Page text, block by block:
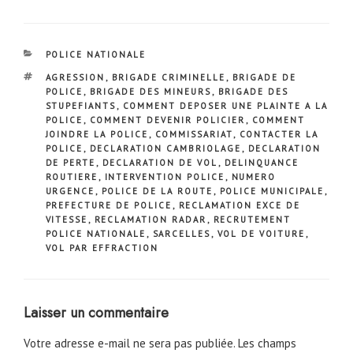
CATÉGORIES
POLICE NATIONALE
ÉTIQUETTES
AGRESSION , BRIGADE CRIMINELLE , BRIGADE DE
POLICE , BRIGADE DES MINEURS, BRIGADE DES
STUPEFIANTS, COMMENT DEPOSER UNE PLAINTE A LA
POLICE , COMMENT DEVENIR POLICIER , COMMENT
JOINDRE LA POLICE , COMMISSARIAT, CONTACTER LA
POLICE , DECLARATION CAMBRIOLAGE , DECLARATION
DE PERTE , DECLARATION DE VOL , DELINQUANCE
ROUTIERE , INTERVENTION POLICE , NUMERO
URGENCE , POLICE DE LA ROUTE , POLICE MUNICIPALE ,
PREFECTURE DE POLICE , RECLAMATION EXCE DE
VITESSE , RECLAMATION RADAR , RECRUTEMENT
POLICE NATIONALE , SARCELLES, VOL DE VOITURE ,
VOL PAR EFFRACTION
Laisser un commentaire
Votre adresse e-mail ne sera pas publiée. Les champs